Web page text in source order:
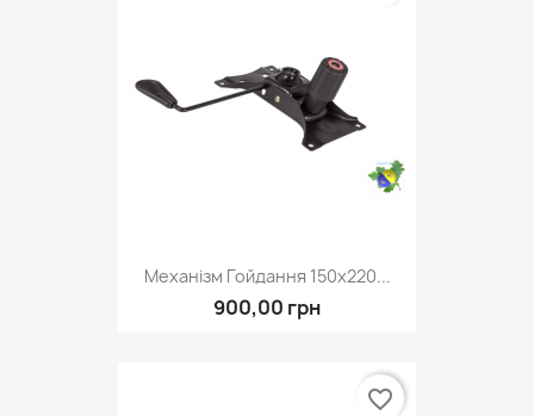
Механізм Гойдання 150х220...
900,00 грн
favorite_border